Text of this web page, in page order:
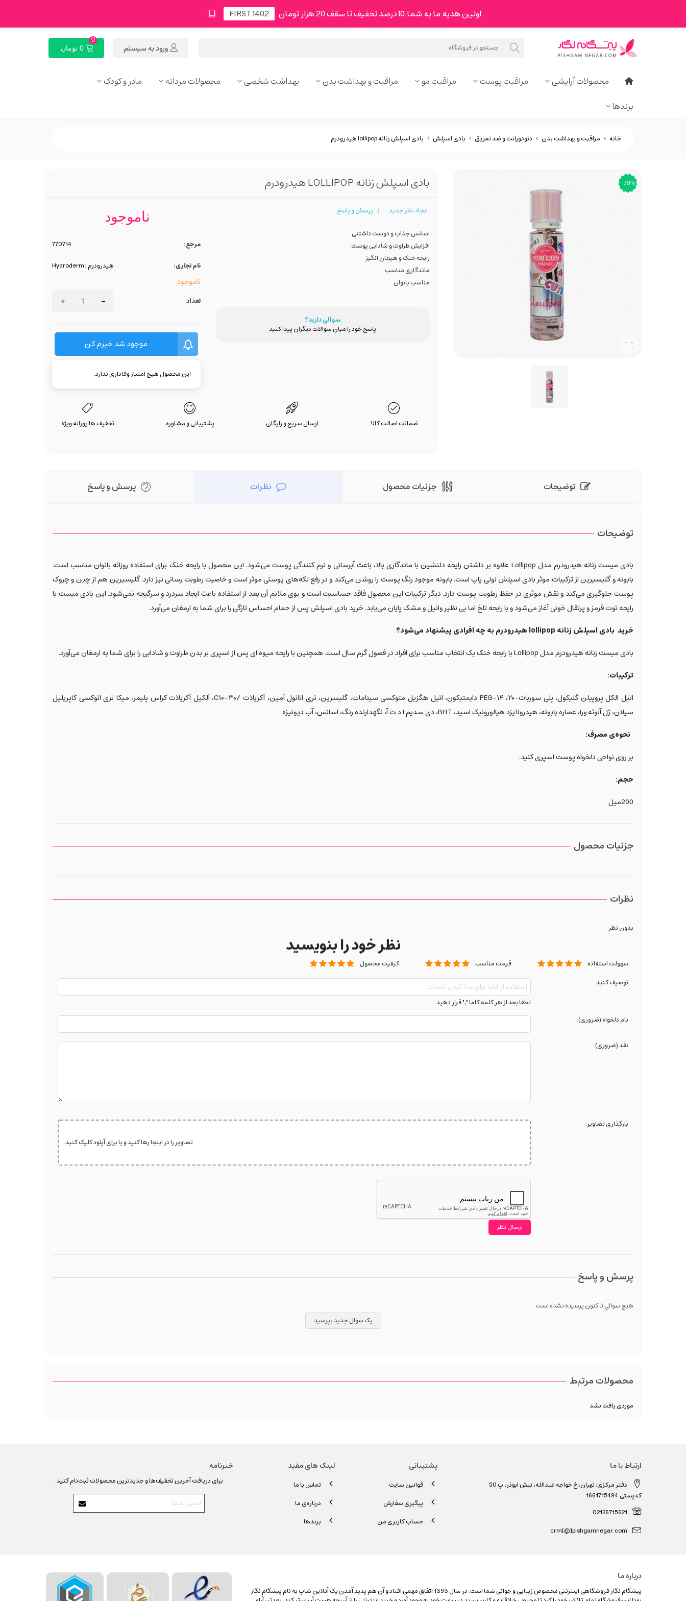
اولین هدیه ما به شما:10درصد تخفیف تا سقف 20 هزار تومان
ورود به سیستم
0
0 تومان
محصولات آرایشی مراقبت پوست مراقبت مو مراقبت و بهداشت بدن بهداشت شخصی محصولات مردانه
مادر و کودک
برندها
خانه > مراقبت و بهداشت بدن > دئودورانت و ضد تعریق > بادی اسپلش > بادی اسپلش زنانه lollipop هیدرودرم
‎−70% بادی اسپلش زنانه LOLLIPOP هیدرودرم
ایجاد نظر جدید | پرسش و پاسخ
اسانس جذاب و دوست داشتنی
افزایش طراوت و شادابی پوست
رایحه خنک و هیجان انگیز
ماندگاری مناسب
مناسب بانوان
سوالی دارید؟
پاسخ خود را میان سوالات دیگران پیدا کنید
ناموجود
مرجع:
770714
نام تجاری:
هیدرودرم | Hydroderm
ناموجود
تعداد -
+
موجود شد خبرم کن
این محصول هیچ امتیاز وفاداری ندارد.
ضمانت اصالت کالا ارسال سریع و رایگان پشتیبانی و مشاوره تخفیف ها روزانه ویژه
توضیحات جزئیات محصول نظرات پرسش و پاسخ
توضیحات
بادی میست زنانه هیدرودرم مدل Lollipop علاوه بر داشتن رایحه دلنشین با ماندگاری بالا، باعث آبرسانی و نرم کنندگی پوست می‌شود. این محصول با رایحه خنک برای استفاده روزانه بانوان مناسب است.
بابونه و گلیسیرین از ترکیبات موثر بادی اسپلش لولی پاپ است. بابونه موجود رنگ پوست را روشن می‌کند و در رفع لکه‌های پوستی موثر است و خاصیت رطوبت رسانی نیز دارد. گلیسیرین هم از چین و چروک
پوست جلوگیری می‌کند و نقش موثری در حفظ رطوبت پوست دارد. دیگر ترکیبات این محصول فاقد حساسیت است و بوی ملایم آن بعد از استفاده باعث ایجاد سردرد و سرگیجه نمی‌شود. این بادی میست با
رایحه توت قرمز و پرتقال خونی آغاز می‌شود و با رایحه تلخ اما بی نظیر وانیل و مشک پایان می‌یابد. خرید بادی اسپلش پس از حمام احساس تازگی را برای شما به ارمغان می‌آورد.
خرید بادی اسپلش زنانه lollipop هیدرودرم به چه افرادی پیشنهاد می‌شود؟
بادی میست زنانه هیدرودرم مدل
با رایحه خنک یک انتخاب مناسب برای افراد در فصول گرم سال است. همچنین با رایحه میوه ای پس از اسپری بر بدن طراوت و شادابی را برای شما به ارمغان می‌آورد.
ترکیبات:
اتیل الکل پروپیلن گلیکول، پلی سوربات-۲۰، PEG-۱۴ دایمتیکون، اتیل هگزیل متوکسی سینامات، گلیسرین، تری اتانول آمین، آکریلات /۳۰- C۱۰ ، آلکیل آکریلات کراس پلیمر، میکا تری اتوکسی کاپریلیل
سیلان، ژل آلوئه ورا، عصاره بابونه، هیدرولایزد هیالورونیک اسید، BHT، دی سدیم ا د ت آ، نگهدارنده رنگ، اسانس، آب دیونیزه
نحوه‌ی مصرف:
بر روی نواحی دلخواه پوست اسپری کنید.
حجم:
200میل
جزئیات محصول
نظرات
بدون نظر
نظر خود را بنویسید
سهولت استفاده: قیمت مناسب:
کیفیت محصول:
توصیف کنید:
لطفا بعد از هر کلمه کاما "," قرار دهید.
نام دلخواه (ضروری):
نقد (ضروری):
بارگذاری تصاویر:
تصاویر را در اینجا رها کنید و یا برای آپلود کلیک کنید.
پرسش و پاسخ
هیچ سوالی تا کنون پرسیده نشده است .
یک سوال جدید بپرسید
محصولات مرتبط
موردی یافت نشد
ارتباط با ما
دفتر مرکزی: تهران، خ خواجه عبدالله، نبش ابوذر، پ 50
کدپستی:1661715494
02126715621
crm[@]pishgamnegar.com
پشتیبانی
قوانین سایت
پیگیری سفارش
حساب کاربری من
لینک های مفید
تماس با ما
درباره‌ی ما
برندها
خبرنامه
برای دریافت آخرین تخفیف‌ها و جدیدترین محصولات ثبت‌نام کنید.
درباره ما
پیشگام نگار فروشگاهی اینترنتی مخصوص زیبایی و جوانی شما است. در سال 1393 اتفاق مهمی افتاد و آن هم پدید آمدن یک آنلاین شاپ به نام پیشگام نگار